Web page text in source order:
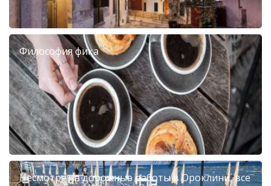
Философия фика
Несмотря на дорожные работы в Ороклини, все